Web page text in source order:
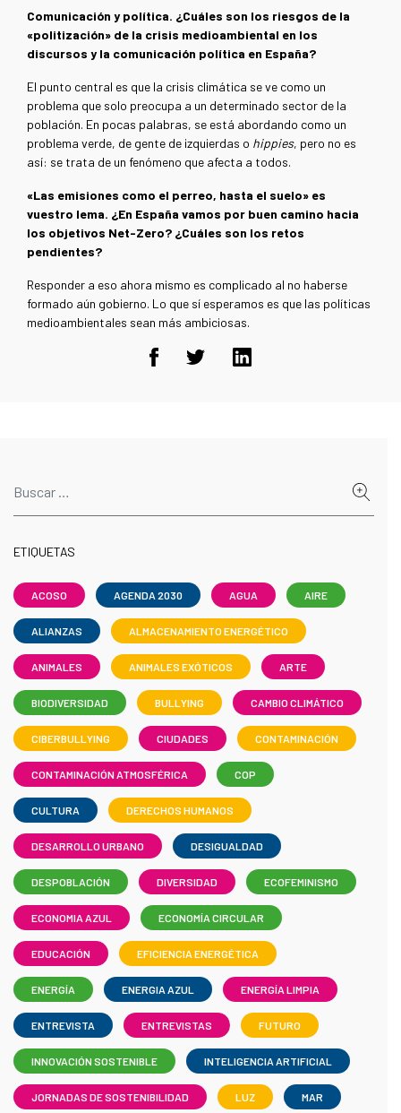
Comunicación y política. ¿Cuáles son los riesgos de la
«politización» de la crisis medioambiental en los
discursos y la comunicación política en España?
El punto central es que la crisis climática se ve como un
problema que solo preocupa a un determinado sector de la
población. En pocas palabras, se está abordando como un
problema verde, de gente de izquierdas o hippies, pero no es
así: se trata de un fenómeno que afecta a todos.
«Las emisiones como el perreo, hasta el suelo» es
vuestro lema. ¿En España vamos por buen camino hacia
los objetivos Net-Zero? ¿Cuáles son los retos
pendientes?
Responder a eso ahora mismo es complicado al no haberse
formado aún gobierno. Lo que sí esperamos es que las políticas
medioambientales sean más ambiciosas.
ETIQUETAS
ACOSO AGENDA 2030 AGUA AIRE
ALIANZAS ALMACENAMIENTO ENERGÉTICO
ANIMALES ANIMALES EXÓTICOS ARTE
BIODIVERSIDAD BULLYING CAMBIO CLIMÁTICO
CIBERBULLYING CIUDADES CONTAMINACIÓN
CONTAMINACIÓN ATMOSFÉRICA COP
CULTURA DERECHOS HUMANOS
DESARROLLO URBANO DESIGUALDAD
DESPOBLACIÓN DIVERSIDAD ECOFEMINISMO
ECONOMIA AZUL ECONOMÍA CIRCULAR
EDUCACIÓN EFICIENCIA ENERGÉTICA
ENERGÍA ENERGIA AZUL ENERGÍA LIMPIA
ENTREVISTA ENTREVISTAS FUTURO
INNOVACIÓN SOSTENIBLE INTELIGENCIA ARTIFICIAL
JORNADAS DE SOSTENIBILIDAD LUZ MAR